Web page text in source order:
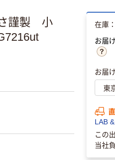
謹製 小
在庫：
お届
お届
LAB
この
当社